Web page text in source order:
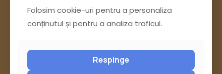
sau trimite o sesizare pe Buzău City
Folosim cookie-uri pentru a personaliza
conținutul și pentru a analiza traficul.
Respinge